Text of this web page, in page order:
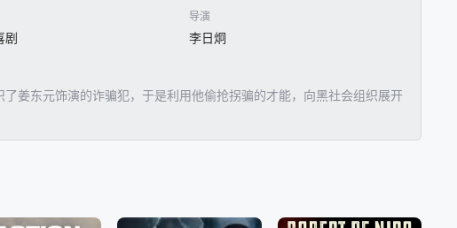
剧
导演
李日炯
姜东元饰演的诈骗犯，于是利用他偷抢拐骗的才能，向黑社会组织展开